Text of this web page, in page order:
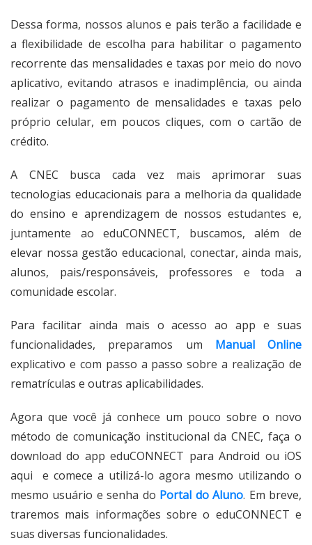
Dessa forma, nossos alunos e pais terão a facilidade e
a flexibilidade de escolha para habilitar o pagamento
recorrente das mensalidades e taxas por meio do novo
aplicativo, evitando atrasos e inadimplência, ou ainda
realizar o pagamento de mensalidades e taxas pelo
próprio celular, em poucos cliques, com o cartão de
crédito.
A CNEC busca cada vez mais aprimorar suas
tecnologias educacionais para a melhoria da qualidade
do ensino e aprendizagem de nossos estudantes e,
juntamente ao eduCONNECT, buscamos, além de
elevar nossa gestão educacional, conectar, ainda mais,
alunos, pais/responsáveis, professores e toda a
comunidade escolar.
Para facilitar ainda mais o acesso ao app e suas
funcionalidades, preparamos um Manual Online
explicativo e com passo a passo sobre a realização de
rematrículas e outras aplicabilidades.
Agora que você já conhece um pouco sobre o novo
método de comunicação institucional da CNEC, faça o
download do app eduCONNECT para Android ou iOS
aqui e comece a utilizá-lo agora mesmo utilizando o
mesmo usuário e senha do Portal do Aluno. Em breve,
traremos mais informações sobre o eduCONNECT e
suas diversas funcionalidades.